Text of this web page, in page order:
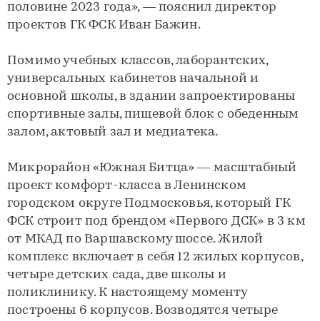
половине 2023 года», — пояснил директор
проектов ГК ФСК Иван Бажин.
Помимо учебных классов, лаборантских,
универсальных кабинетов начальной и
основной школы, в здании запроектированы
спортивные залы, пищевой блок с обеденным
залом, актовый зал и медиатека.
Микрорайон «Южная Битца» — масштабный
проект комфорт-класса в Ленинском
городском округе Подмосковья, который ГК
ФСК строит под брендом «Первого ДСК» в 3 км
от МКАД по Варшавскому шоссе. Жилой
комплекс включает в себя 12 жилых корпусов,
четыре детских сада, две школы и
поликлинику. К настоящему моменту
построены 6 корпусов. Возводятся четыре